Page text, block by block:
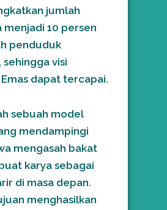
jumlah
menjadi 10 persen
penduduk
sehingga visi
dapat tercapai.
sebuah model
mendampingi
mengasah bakat
karya sebagai
di masa depan.
menghasilkan